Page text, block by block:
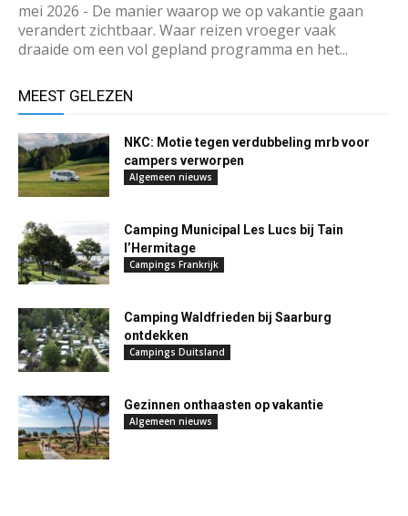
mei 2026 - De manier waarop we op vakantie gaan
verandert zichtbaar. Waar reizen vroeger vaak
draaide om een vol gepland programma en het...
MEEST GELEZEN
NKC: Motie tegen verdubbeling mrb voor
campers verworpen
Algemeen nieuws
Camping Municipal Les Lucs bij Tain
l’Hermitage
Campings Frankrijk
Camping Waldfrieden bij Saarburg
ontdekken
Campings Duitsland
Gezinnen onthaasten op vakantie
Algemeen nieuws